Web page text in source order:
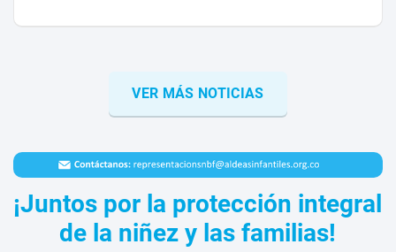
VER MÁS NOTICIAS
¡Juntos por la protección integral
de la niñez y las familias!